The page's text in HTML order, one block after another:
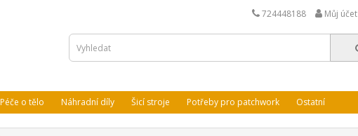
724448188 Můj účet
Péče o tělo Náhradní díly Šicí stroje Potřeby pro patchwork Ostatní